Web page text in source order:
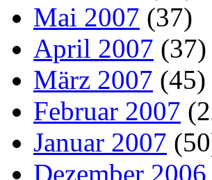
Mai 2007 (37)
April 2007 (37)
März 2007 (45)
Februar 2007
Januar 2007
Dezember 2006